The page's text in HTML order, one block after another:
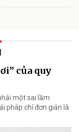
của quy
một sai lầm
pháp chỉ đơn giản là